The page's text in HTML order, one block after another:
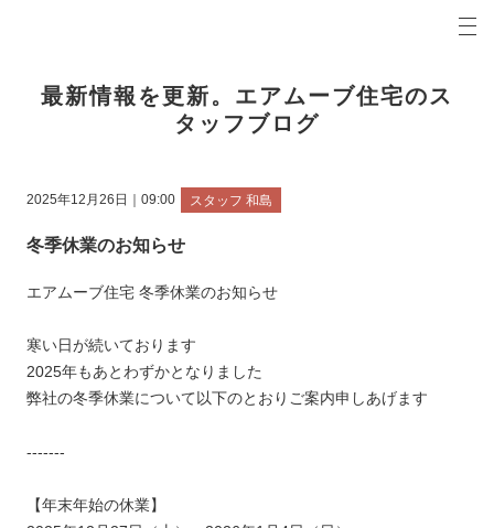
2025年12月26日｜09:00 スタッフ 和島
冬季休業のお知らせ
最新情報を更新。エアムーブ住宅のス
タッフブログ
エアムーブ住宅 冬季休業のお知らせ
寒い日が続いております
2025年もあとわずかとなりました
弊社の冬季休業について以下のとおりご案内申しあげます
-------
【年末年始の休業】